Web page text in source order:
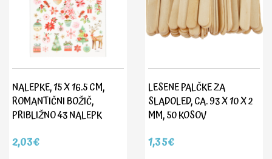
NALEPKE, 15 X 16.5 CM,
ROMANTIČNI BOŽIČ,
PRIBLIŽNO 43 NALEPK
2,03€
LESENE PALČKE ZA
SLADOLED, CA. 93 X 10 X 2
MM, 50 KOSOV
1,35€